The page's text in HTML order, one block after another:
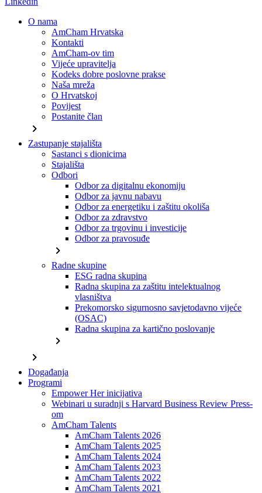
O nama
AmCham Hrvatska
Kontakti
AmCham-ov tim
Vijeće upravitelja
Kodeks dobre poslovne prakse
Naša mreža
O Hrvatskoj
Povijest
Postanite član
chevron_right
Zastupanje stajališta
Sastanci s dionicima
Stajališta
Odbori
Odbor za digitalnu ekonomiju
Odbor za javnu nabavu
Odbor za energetiku i zaštitu okoliša
Odbor za zdravstvo
Odbor za trgovinu i investicije
Odbor za pravosuđe
chevron_right
Radne skupine
ESG radna skupina
Radna skupina za zaštitu intelektualnog
vlasništva
Prekomorsko sigurnosno savjetodavno vijeće
(OSAC)
Radna skupina za kartično poslovanje
chevron_right
chevron_right
Događanja
Programi
Empower Her inicijativa
Webinari u suradnji s Harvard Business Review Press-
om
AmCham Talents
AmCham Talents 2026
AmCham Talents 2025
AmCham Talents 2024
AmCham Talents 2023
AmCham Talents 2022
AmCham Talents 2021